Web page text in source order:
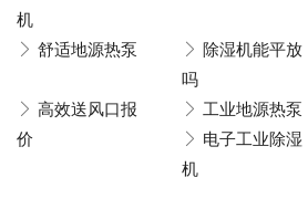
机
舒适地源热泵
除湿机能平放
吗
高效送风口报
价
工业地源热泵
电子工业除湿
机